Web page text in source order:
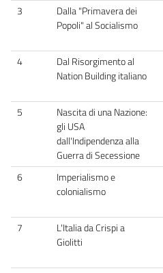
3
Dalla "Primavera dei
Popoli" al Socialismo
4
Dal Risorgimento al
Nation Building italiano
5
Nascita di una Nazione:
gli USA
dall'Indipendenza alla
Guerra di Secessione
6
Imperialismo e
colonialismo
7
L'Italia da Crispi a
Giolitti